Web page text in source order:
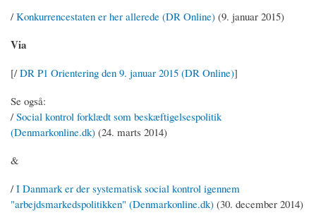
/Konkurrencestaten er her allerede (DR Online) (9. januar 2015)
Via
[/DR P1 Orientering den 9. januar 2015 (DR Online)]
Se også:
/Social kontrol forklædt som beskæftigelsespolitik
(Denmarkonline.dk) (24. marts 2014)
&
/I Danmark er der systematisk social kontrol igennem
"arbejdsmarkedspolitikken" (Denmarkonline.dk) (30. december 2014)